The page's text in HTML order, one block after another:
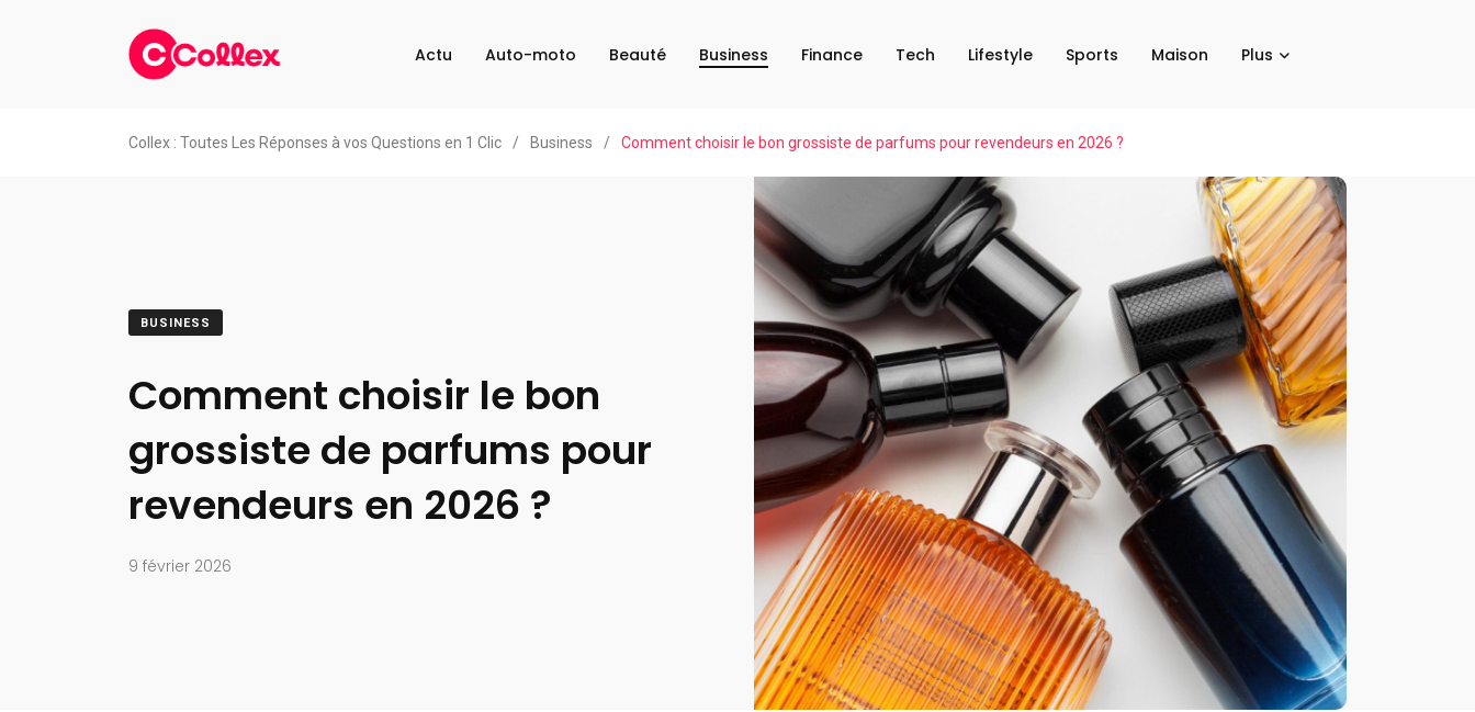
Actu Auto-moto Beauté Business Finance Tech Lifestyle Sports Maison Plus
Collex : Toutes Les Réponses à vos Questions en 1 Clic / Business / Comment choisir le bon grossiste de parfums pour revendeurs en 2026 ?
BUSINESS
Comment choisir le bon
grossiste de parfums pour
revendeurs en 2026 ?
9 février 2026